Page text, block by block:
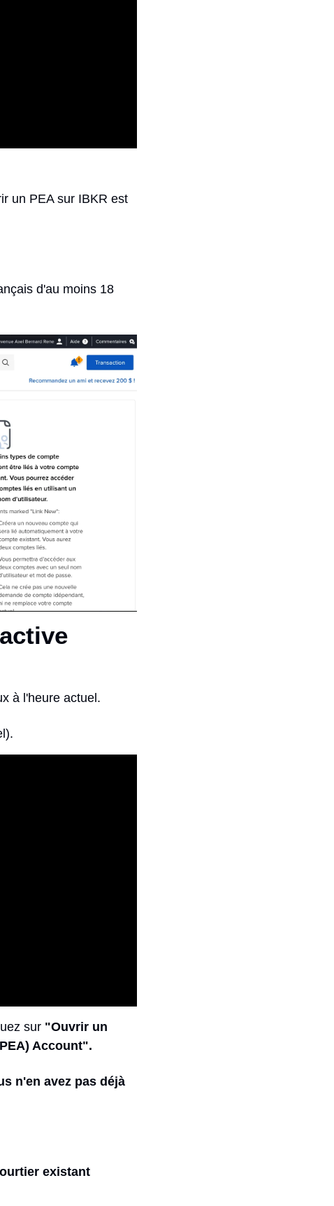
un PEA sur IBKR est
d'au moins 18
à l'heure actuel.
sur "Ouvrir un
Account".
n'en avez pas déjà
existant